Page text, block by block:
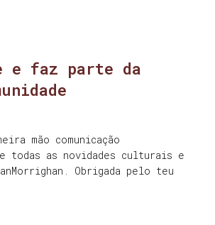
e faz parte da
mão comunicação
todas as novidades culturais e
Obrigada pelo teu